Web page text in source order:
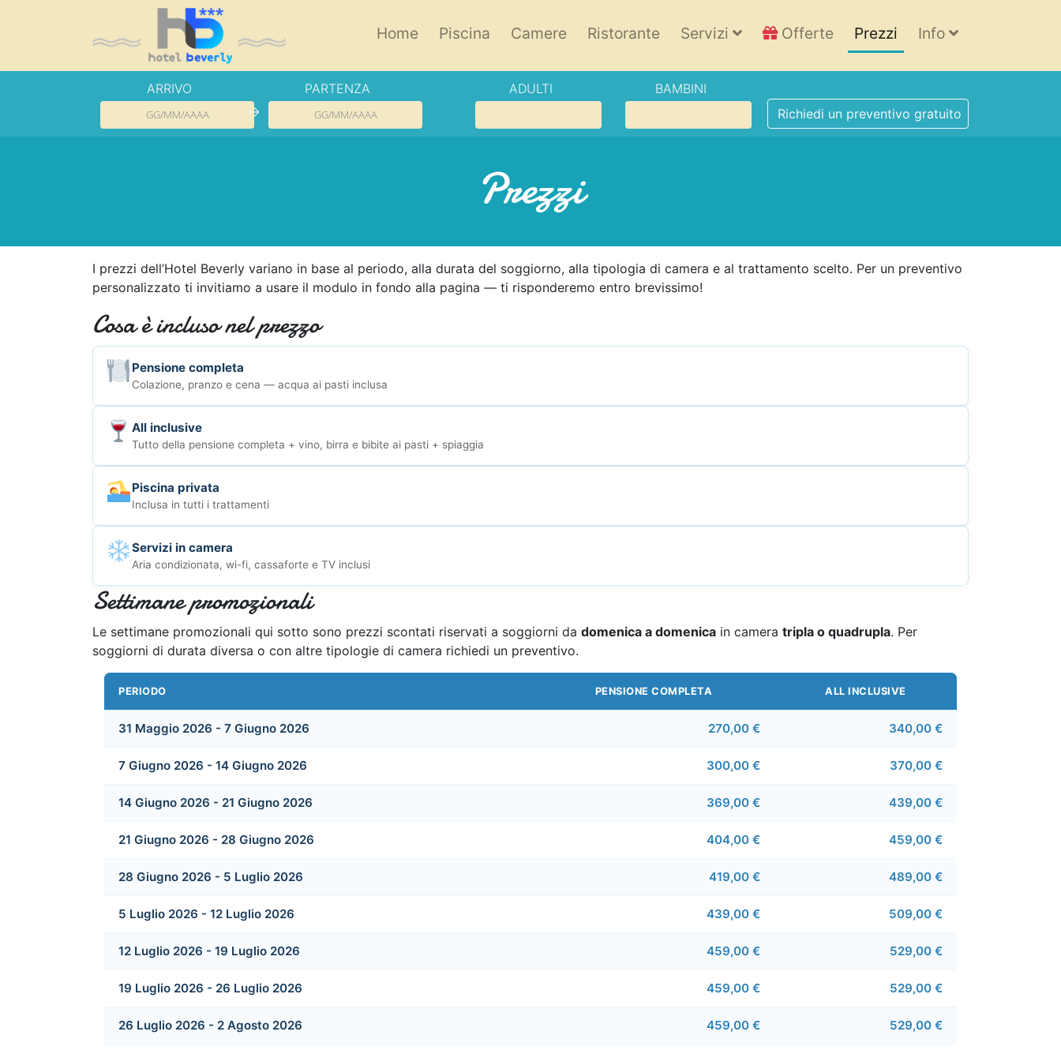
Home Piscina Camere Ristorante Servizi Offerte Prezzi Info
ARRIVO
→
PARTENZA ADULTI
BAMBINI
Richiedi un preventivo gratuito
Prezzi
I prezzi dell’Hotel Beverly variano in base al periodo, alla durata del soggiorno, alla tipologia di camera e al trattamento scelto. Per un preventivo
personalizzato ti invitiamo a usare il modulo in fondo alla pagina — ti risponderemo entro brevissimo!
Cosa è incluso nel prezzo
Pensione completa
Colazione, pranzo e cena — acqua ai pasti inclusa
All inclusive
Tutto della pensione completa + vino, birra e bibite ai pasti + spiaggia
Piscina privata
Inclusa in tutti i trattamenti
Servizi in camera
Aria condizionata, wi-fi, cassaforte e TV inclusi
Settimane promozionali
Le settimane promozionali qui sotto sono prezzi scontati riservati a soggiorni da domenica a domenica in camera tripla o quadrupla. Per
soggiorni di durata diversa o con altre tipologie di camera richiedi un preventivo.
PERIODO PENSIONE COMPLETA ALL INCLUSIVE
31 Maggio 2026 - 7 Giugno 2026 270,00 € 340,00 €
7 Giugno 2026 - 14 Giugno 2026 300,00 € 370,00 €
14 Giugno 2026 - 21 Giugno 2026 369,00 € 439,00 €
21 Giugno 2026 - 28 Giugno 2026 404,00 € 459,00 €
28 Giugno 2026 - 5 Luglio 2026 419,00 € 489,00 €
5 Luglio 2026 - 12 Luglio 2026 439,00 € 509,00 €
12 Luglio 2026 - 19 Luglio 2026 459,00 € 529,00 €
19 Luglio 2026 - 26 Luglio 2026 459,00 € 529,00 €
26 Luglio 2026 - 2 Agosto 2026 459,00 € 529,00 €